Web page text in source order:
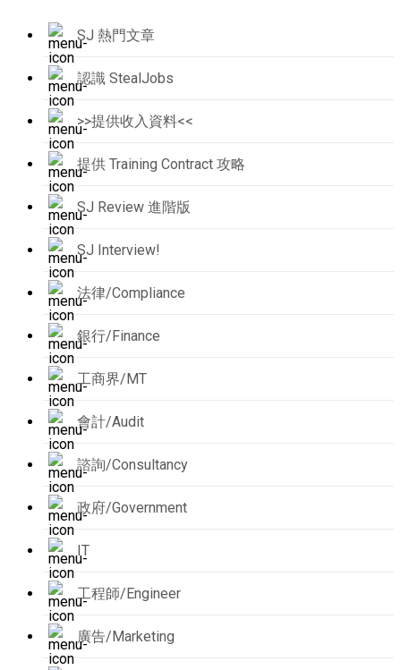
SJ 熱門文章
認識 StealJobs
>>提供收入資料<<
提供 Training Contract 攻略
SJ Review 進階版
SJ Interview!
法律/Compliance
銀行/Finance
工商界/MT
會計/Audit
諮詢/Consultancy
政府/Government
IT
工程師/Engineer
廣告/Marketing